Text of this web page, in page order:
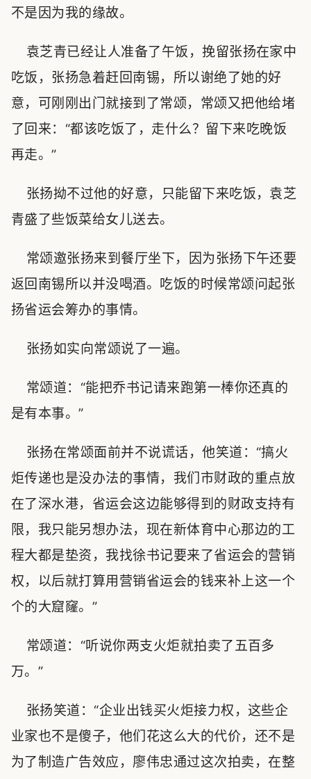
不是因为我的缘故。
袁芝青已经让人准备了午饭，挽留张扬在家中
吃饭，张扬急着赶回南锡，所以谢绝了她的好
意，可刚刚出门就接到了常颂，常颂又把他给堵
了回来：“都该吃饭了，走什么？留下来吃晚饭
再走。”
张扬拗不过他的好意，只能留下来吃饭，袁芝
青盛了些饭菜给女儿送去。
常颂邀张扬来到餐厅坐下，因为张扬下午还要
返回南锡所以并没喝酒。吃饭的时候常颂问起张
扬省运会筹办的事情。
张扬如实向常颂说了一遍。
常颂道：“能把乔书记请来跑第一棒你还真的
是有本事。”
张扬在常颂面前并不说谎话，他笑道：“搞火
炬传递也是没办法的事情，我们市财政的重点放
在了深水港，省运会这边能够得到的财政支持有
限，我只能另想办法，现在新体育中心那边的工
程大都是垫资，我找徐书记要来了省运会的营销
权，以后就打算用营销省运会的钱来补上这一个
个的大窟窿。”
常颂道：“听说你两支火炬就拍卖了五百多
万。”
张扬笑道：“企业出钱买火炬接力权，这些企
业家也不是傻子，他们花这么大的代价，还不是
为了制造广告效应，廖伟忠通过这次拍卖，在整